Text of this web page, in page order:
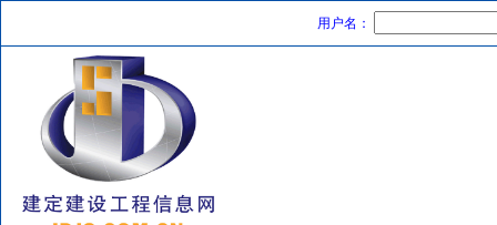
用户名：
PVC窗帘 [采购中]
仪器仪表 [采购中]
电线电缆 [采购中]
阀门组件
[采购中]
外墙装饰 [采购中]
铝扣版 [采购中]